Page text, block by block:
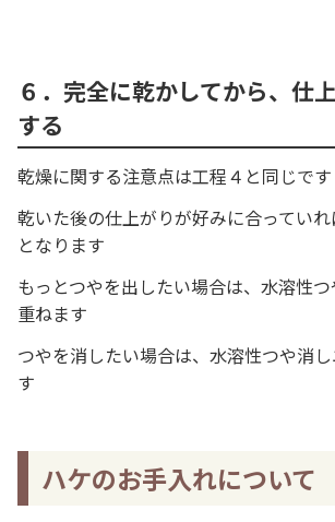
６．完全に乾かしてから、仕
する
乾燥に関する注意点は工程４と同じです
乾いた後の仕上がりが好みに合ってい
となります
もっとつやを出したい場合は、水溶性
重ねます
つやを消したい場合は、水溶性つや消
す
ハケのお手入れについて